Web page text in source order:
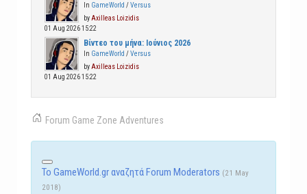
In GameWorld /Versus
by Axilleas Loizidis
01 Aug 2026 15:22
Βίντεο του μήνα: Ιούνιος 2026
In GameWorld /Versus
by Axilleas Loizidis
01 Aug 2026 15:22
Forum Game Zone Adventures
Το GameWorld.gr αναζητά Forum Moderators (21 May
2018)